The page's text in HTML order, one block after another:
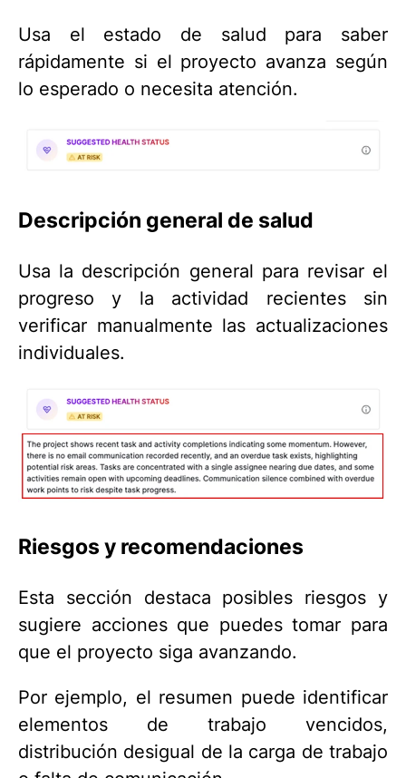
Usa el estado de salud para saber
rápidamente si el proyecto avanza según
lo esperado o necesita atención.
Descripción general de salud
Usa la descripción general para revisar el
progreso y la actividad recientes sin
verificar manualmente las actualizaciones
individuales.
Riesgos y recomendaciones
Esta sección destaca posibles riesgos y
sugiere acciones que puedes tomar para
que el proyecto siga avanzando.
Por ejemplo, el resumen puede identificar
elementos de trabajo vencidos,
distribución desigual de la carga de trabajo